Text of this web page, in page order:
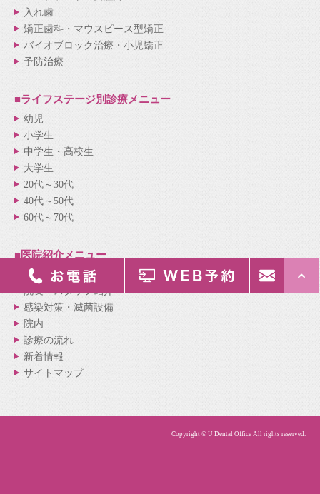
入れ歯
矯正歯科・マウスピース型矯正
バイオブロック治療・小児矯正
予防治療
■ライフステージ別診療メニュー
幼児
小学生
中学生・高校生
大学生
20代～30代
40代～50代
60代～70代
■医院紹介メニュー
医院紹介
院長・スタッフ紹介
感染対策・滅菌設備
院内
診療の流れ
新着情報
サイトマップ
Copyright © U Dental Office All rights reserved.